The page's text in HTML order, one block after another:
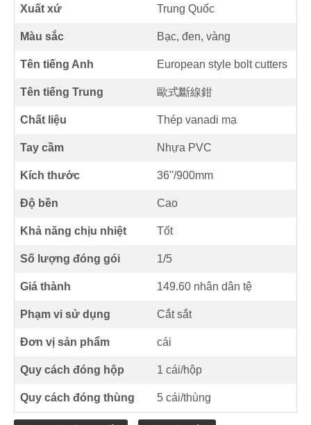
Xuất xứ Trung Quốc
Màu sắc Bạc, đen, vàng
Tên tiếng Anh European style bolt cutters
Tên tiếng Trung 歐式斷線鉗
Chất liệu Thép vanadi mạ
Tay cầm Nhựa PVC
Kích thước 36''/900mm
Độ bền Cao
Khả năng chịu nhiệt Tốt
Số lượng đóng gói 1/5
Giá thành 149.60 nhân dân tệ
Phạm vi sử dụng Cắt sắt
Đơn vị sản phẩm cái
Quy cách đóng hộp 1 cái/hộp
Quy cách đóng thùng 5 cái/thùng